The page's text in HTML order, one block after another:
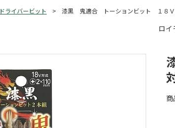
ドライバービット > 漆黒 鬼適合 トーションビット １８
ロイ
商